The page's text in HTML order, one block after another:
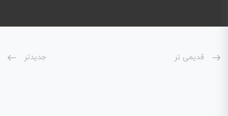
قدیمی تر جدیدتر